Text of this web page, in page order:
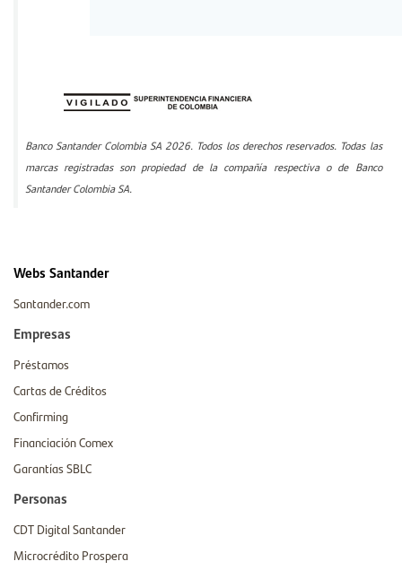
Banco Santander Colombia SA 2026. Todos los derechos reservados. Todas las
marcas registradas son propiedad de la compañía respectiva o de Banco
Santander Colombia SA.
Webs Santander
Santander.com
Empresas
Préstamos
Cartas de Créditos
Confirming
Financiación Comex
Garantías SBLC
Personas
CDT Digital Santander
Microcrédito Prospera